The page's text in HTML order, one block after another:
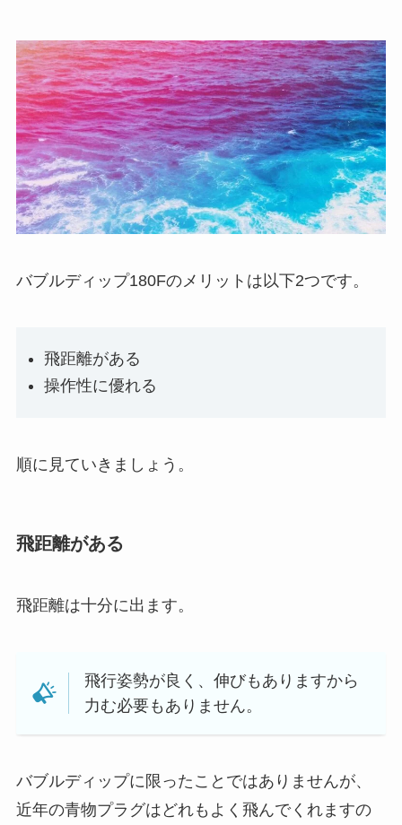
バブルディップ180Fのメリットは以下2つです。
飛距離がある
操作性に優れる
順に見ていきましょう。
飛距離がある
飛距離は十分に出ます。
飛行姿勢が良く、伸びもありますから
力む必要もありません。
バブルディップに限ったことではありませんが、
近年の青物プラグはどれもよく飛んでくれますの